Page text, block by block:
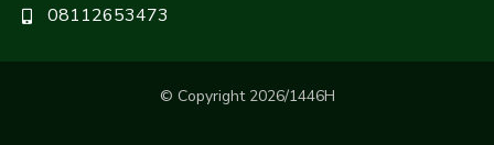
08112653473
© Copyright 2026/1446H